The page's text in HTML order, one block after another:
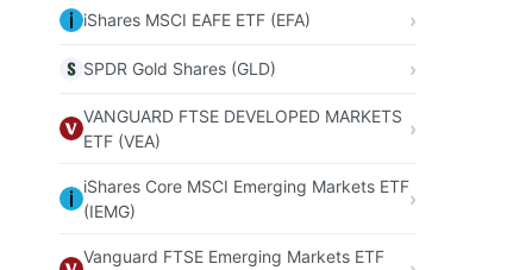
iShares MSCI EAFE ETF (EFA)
SPDR Gold Shares (GLD)
VANGUARD FTSE DEVELOPED MARKETS
ETF (VEA)
iShares Core MSCI Emerging Markets ETF
(IEMG)
Vanguard FTSE Emerging Markets ETF